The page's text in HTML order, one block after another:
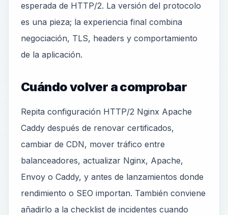
esperada de HTTP/2. La versión del protocolo
es una pieza; la experiencia final combina
negociación, TLS, headers y comportamiento
de la aplicación.
Cuándo volver a comprobar
Repita configuración HTTP/2 Nginx Apache
Caddy después de renovar certificados,
cambiar de CDN, mover tráfico entre
balanceadores, actualizar Nginx, Apache,
Envoy o Caddy, y antes de lanzamientos donde
rendimiento o SEO importan. También conviene
añadirlo a la checklist de incidentes cuando